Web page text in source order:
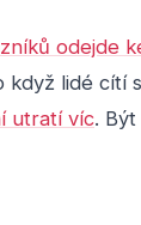
odejde
lidé cítí
utratí víc.